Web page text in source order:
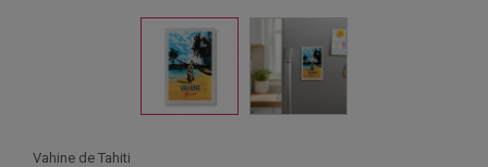
Vahine de Tahiti